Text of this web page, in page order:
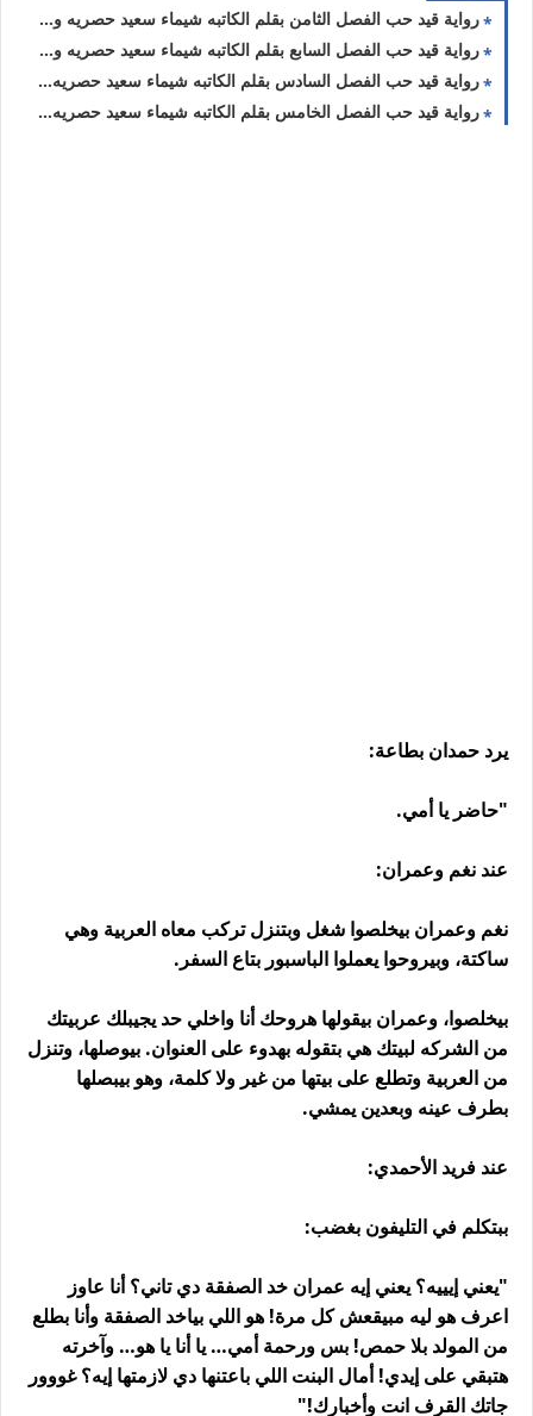
رواية قيد حب الفصل الثامن بقلم الكاتبه شيماء سعيد حصريه وجديده
رواية قيد حب الفصل السابع بقلم الكاتبه شيماء سعيد حصريه وجديده
رواية قيد حب الفصل السادس بقلم الكاتبه شيماء سعيد حصريه وجديده
رواية قيد حب الفصل الخامس بقلم الكاتبه شيماء سعيد حصريه وجديده
يرد حمدان بطاعة:
"حاضر يا أمي.
عند نغم وعمران:
نغم وعمران بيخلصوا شغل وبتنزل تركب معاه العربية وهي
ساكتة، وبيروحوا يعملوا الباسبور بتاع السفر.
بيخلصوا، وعمران بيقولها هروحك أنا واخلي حد يجيبلك عربيتك
من الشركه لبيتك هي بتقوله بهدوء على العنوان. بيوصلها، وتنزل
من العربية وتطلع على بيتها من غير ولا كلمة، وهو بيبصلها
بطرف عينه وبعدين يمشي.
عند فريد الأحمدي:
ببتكلم في التليفون بغضب:
"يعني إيييه؟ يعني إيه عمران خد الصفقة دي تاني؟ أنا عاوز
اعرف هو ليه مبيقعش كل مرة! هو اللي بياخد الصفقة وأنا بطلع
من المولد بلا حمص! بس ورحمة أمي… يا أنا يا هو… وآخرته
هتبقي على إيدي! أمال البنت اللي باعتنها دي لازمتها إيه؟ غووور
جاتك القرف انت وأخبارك!"